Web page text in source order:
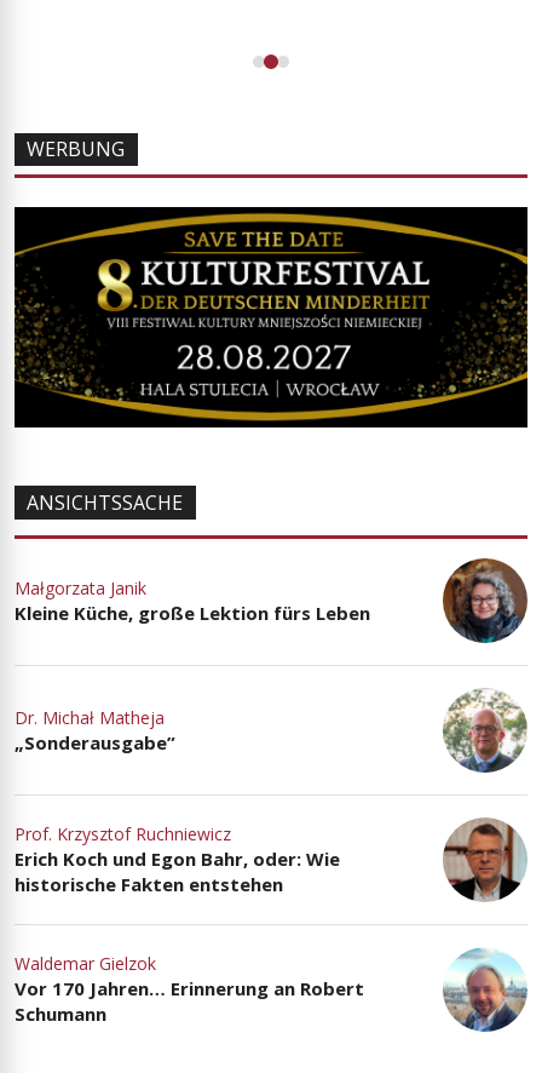
WERBUNG
ANSICHTSSACHE
Małgorzata Janik
Kleine Küche, große Lektion fürs Leben
Dr. Michał Matheja
„Sonderausgabe”
Prof. Krzysztof Ruchniewicz
Erich Koch und Egon Bahr, oder: Wie
historische Fakten entstehen
Waldemar Gielzok
Vor 170 Jahren… Erinnerung an Robert
Schumann